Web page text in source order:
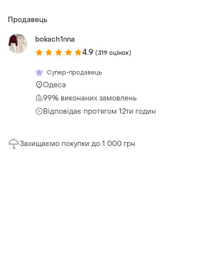
Продавець
bokach1nna
4.9 (319 оцінок)
Супер-продавець
Одеса
99% виконаних замовлень
Відповідає протягом 12ти годин
Захищаємо покупки до 1 000 грн